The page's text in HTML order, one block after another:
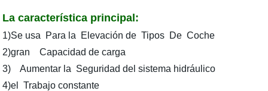
La característica principal:
1)Se usa Para la Elevación de Tipos De Coche
2)gran Capacidad de carga
3) Aumentar la Seguridad del sistema hidráulico
4)el Trabajo constante